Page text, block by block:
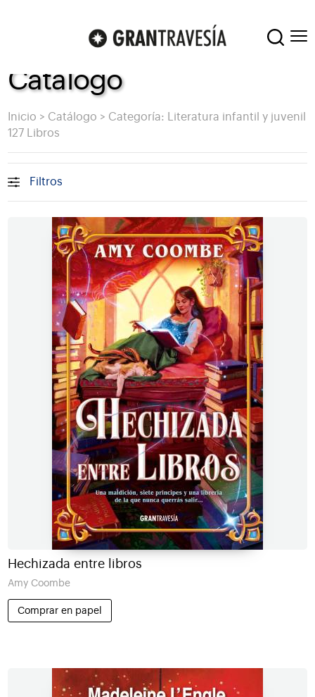
Catálogo
Inicio > Catálogo > Categoría: Literatura infantil y juvenil
127 Libros
Filtros
Hechizada entre libros
Amy Coombe
Comprar en papel